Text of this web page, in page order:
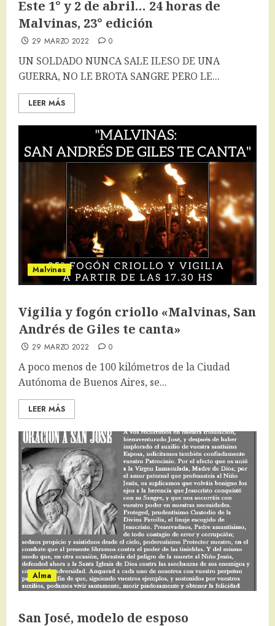
Este 1° y 2 de abril… 24 horas de
Malvinas, 23° edición
29 MARZO 2022 0
UN SOLDADO NUNCA SALE ILESO DE UNA
GUERRA, NO LE BROTA SANGRE PERO LE...
LEER MÁS
Malvinas
Vigilia y fogón criollo «Malvinas, San
Andrés de Giles te canta»
29 MARZO 2022 0
A poco menos de 100 kilómetros de la Ciudad
Autónoma de Buenos Aires, se...
LEER MÁS
Alma
San José, modelo de esposo